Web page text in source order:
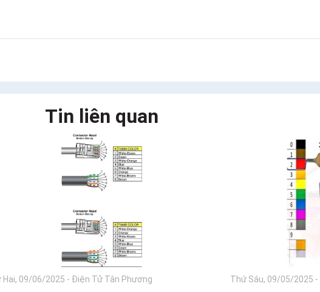
Tin liên quan
Hai, 09/06/2025 - Điện Tử Tân Phương Thứ Sáu, 09/05/2025 -